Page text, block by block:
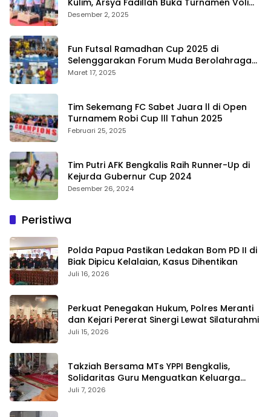
Bermasa Cup II
Desember 2, 2025
Fun Futsal Ramadhan Cup 2025 di
Selenggarakan Forum Muda Berolahraga
Bengkalis
Maret 17, 2025
Tim Sekemang FC Sabet Juara ll di Open
Turnamem Robi Cup lll Tahun 2025
Februari 25, 2025
Tim Putri AFK Bengkalis Raih Runner-Up di
Kejurda Gubernur Cup 2024
Desember 26, 2024
Peristiwa
Polda Papua Pastikan Ledakan Bom PD II di
Biak Dipicu Kelalaian, Kasus Dihentikan
Juli 16, 2026
Perkuat Penegakan Hukum, Polres Meranti
dan Kejari Pererat Sinergi Lewat Silaturahmi
Juli 15, 2026
Takziah Bersama MTs YPPI Bengkalis,
Solidaritas Guru Menguatkan Keluarga
yang Berduka
Juli 7, 2026